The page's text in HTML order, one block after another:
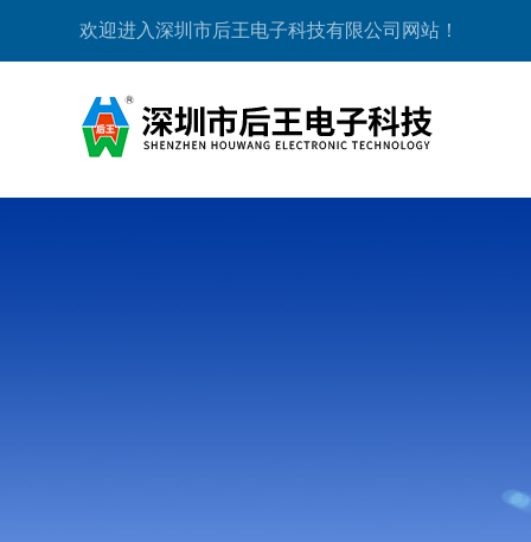
欢迎进入深圳市后王电子科技有限公司网站！